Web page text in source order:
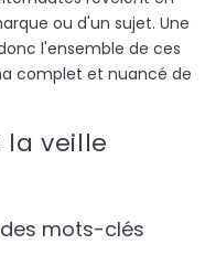
ou d'un sujet. Une
l'ensemble de ces
complet et nuancé de
veille
mots-clés